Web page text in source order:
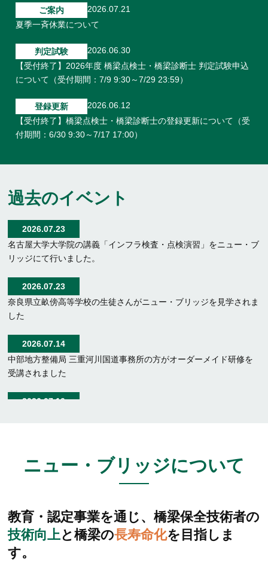
ご案内
2026.07.21
夏季一斉休業について
判定試験
2026.06.30
【受付終了】2026年度 橋梁点検士・橋梁診断士 判定試験申込
について（受付期間：7/9 9:30～7/29 23:59）
登録更新
2026.06.12
【受付終了】橋梁点検士・橋梁診断士の登録更新について（受
付期間：6/30 9:30～7/17 17:00）
常設研修
2026.02.03
更について
過去のイベント
2026.07.23
名古屋大学大学院の講義「インフラ検査・点検演習」をニュー・ブ
リッジにて行いました。
2026.07.23
奈良県立畝傍高等学校の生徒さんがニュー・ブリッジを見学されま
した
2026.07.14
中部地方整備局 三重河川国道事務所の方がオーダーメイド研修を
受講されました
2026.07.10
診断評価コース（第13回）を実施しました（7/2～3）
ました
検査点検コース（第67回）を実施しました（6/10～12）
ニュー・ブリッジについて
教育・認定事業を通じ、橋梁保全技術者の
技術向上と橋梁の長寿命化を目指しま
す。